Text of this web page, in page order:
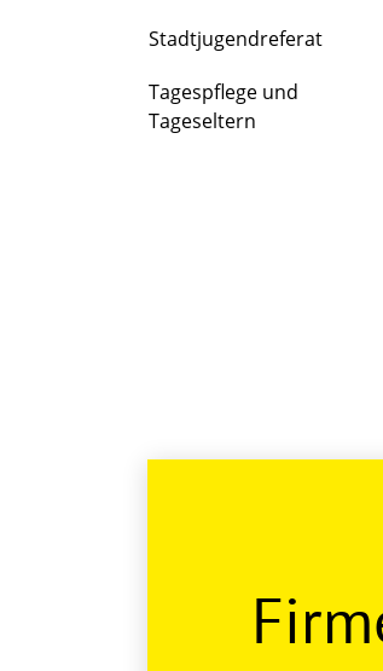
Stadtjugendreferat
Tagespflege und
Tageseltern